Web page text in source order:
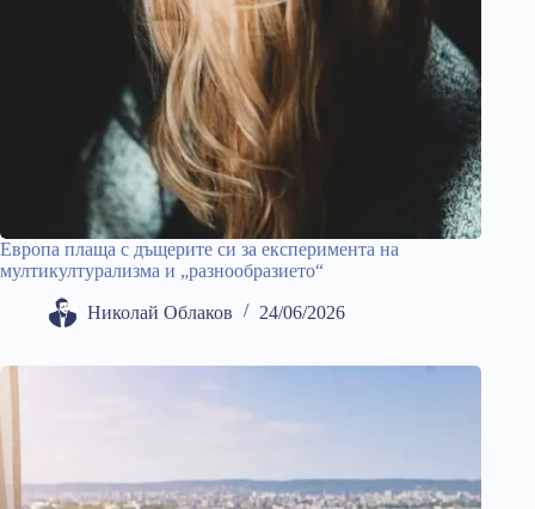
Европа плаща с дъщерите си за експеримента на
мултикултурализма и „разнообразието“
Николай Облаков 24/06/2026